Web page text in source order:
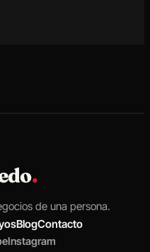
.
de una persona.
BlogContacto
Instagram